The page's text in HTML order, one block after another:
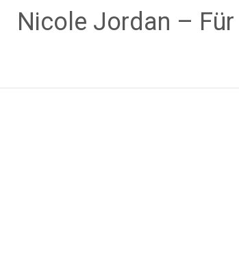
InhaltNicole Jordan –